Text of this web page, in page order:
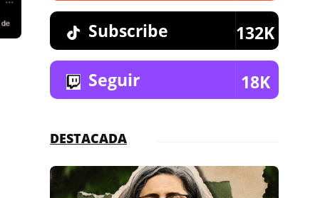
Subscribe 132K
Seguir 18K
DESTACADA